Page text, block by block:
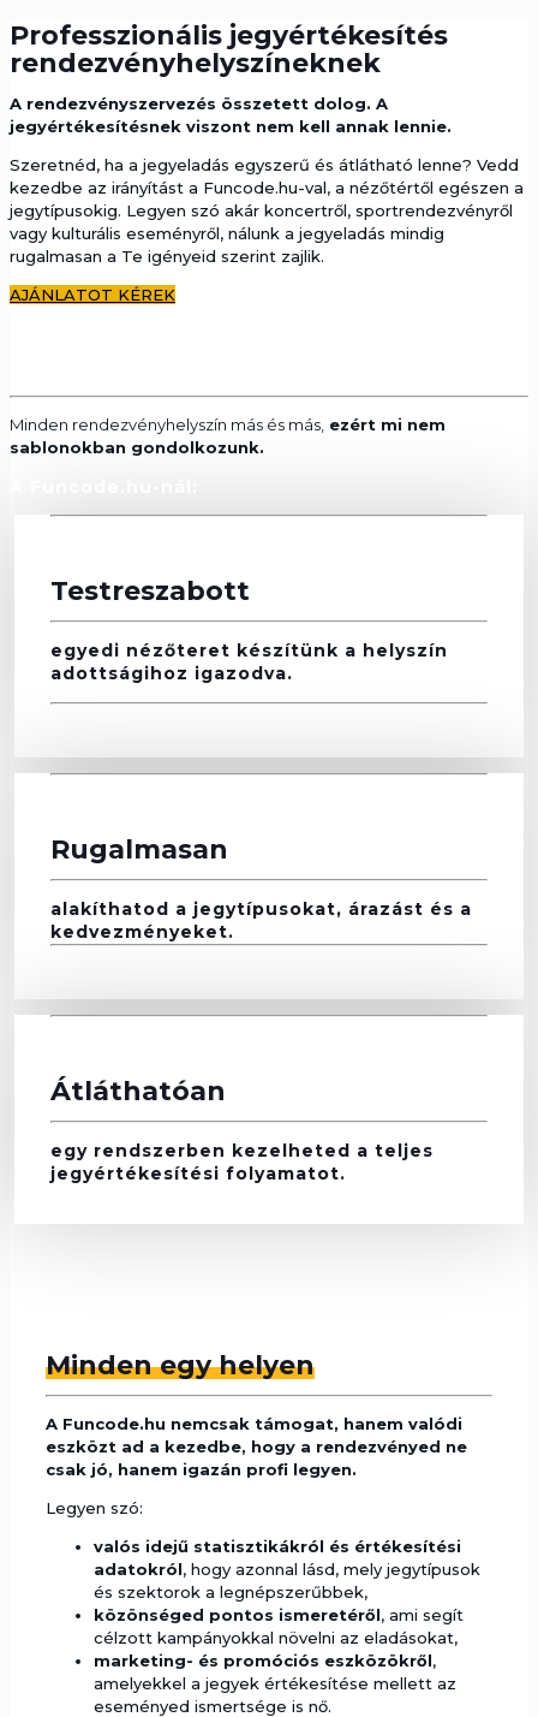
Professzionális jegyértékesítés
rendezvényhelyszíneknek
A rendezvényszervezés összetett dolog. A
jegyértékesítésnek viszont nem kell annak lennie.
Szeretnéd, ha a jegyeladás egyszerű és átlátható lenne? Vedd
kezedbe az irányítást a Funcode.hu-val, a nézőtértől egészen a
jegytípusokig. Legyen szó akár koncertről, sportrendezvényről
vagy kulturális eseményről, nálunk a jegyeladás mindig
rugalmasan a Te igényeid szerint zajlik.
AJÁNLATOT KÉREK
Minden rendezvényhelyszín más és más, ezért mi nem
sablonokban gondolkozunk.
Testreszabott
egyedi nézőteret készítünk a helyszín
adottságihoz igazodva.
Rugalmasan
alakíthatod a jegytípusokat, árazást és a
kedvezményeket.
Átláthatóan
egy rendszerben kezelheted a teljes
jegyértékesítési folyamatot.
Minden egy helyen
A Funcode.hu nemcsak támogat, hanem valódi
eszközt ad a kezedbe, hogy a rendezvényed ne
csak jó, hanem igazán profi legyen.
Legyen szó:
valós idejű statisztikákról és értékesítési
adatokról, hogy azonnal lásd, mely jegytípusok
és szektorok a legnépszerűbbek,
közönséged pontos ismeretéről, ami segít
célzott kampányokkal növelni az eladásokat,
marketing- és promóciós eszközökről,
amelyekkel a jegyek értékesítése mellett az
eseményed ismertsége is nő.